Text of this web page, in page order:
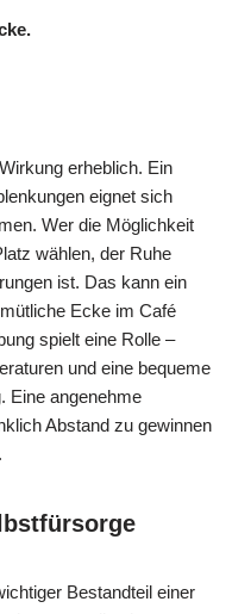
erheblich. Ein
eignet sich
Wer die Möglichkeit
wählen, der Ruhe
ist. Das kann ein
Ecke im Café
spielt eine Rolle –
und eine bequeme
Eine angenehme
Abstand zu gewinnen
Bestandteil einer